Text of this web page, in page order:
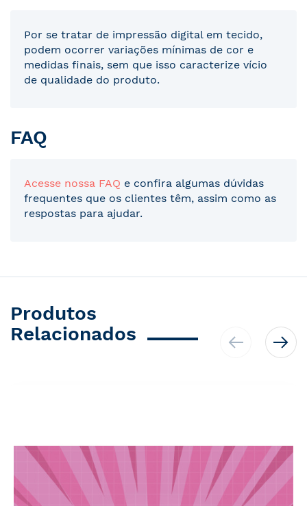
Por se tratar de impressão digital em tecido,
podem ocorrer variações mínimas de cor e
medidas finais, sem que isso caracterize vício
de qualidade do produto.
FAQ
Acesse nossa FAQ e confira algumas dúvidas
frequentes que os clientes têm, assim como as
respostas para ajudar.
Produtos
Relacionados